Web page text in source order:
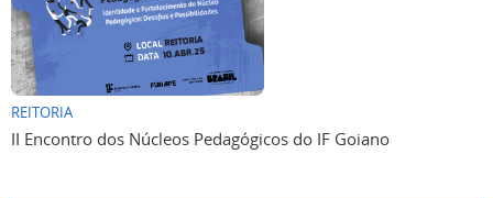
REITORIA
II Encontro dos Núcleos Pedagógicos do IF Goiano